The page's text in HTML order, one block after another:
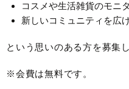
コスメや生活雑貨のモニ
新しいコミュニティを広
という思いのある方を募集
※会費は無料です。